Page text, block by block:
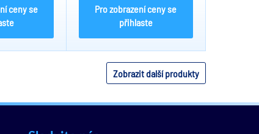
ceny se
Pro zobrazení ceny se
přihlaste
Zobrazit další produkty